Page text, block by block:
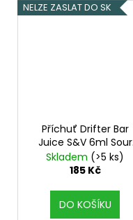
NELZE ZASLAT DO SK
Příchuť Drifter Bar
Juice S&V 6ml Sour
Blueberry Ice
Skladem (>5 ks)
185 Kč
DO KOŠÍKU